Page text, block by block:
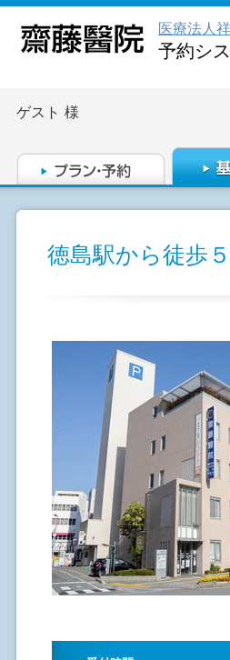
医療法人
予約シ
ゲスト 様
徳島駅から徒歩